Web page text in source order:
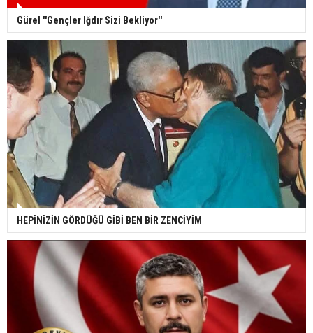
Gürel ''Gençler Iğdır Sizi Bekliyor''
HEPİNİZİN GÖRDÜĞÜ GİBİ BEN BİR ZENCİYİM